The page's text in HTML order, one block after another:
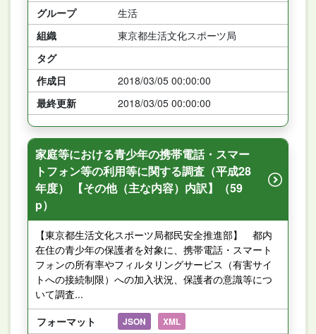
グループ
生活
組織
東京都生活文化スポーツ局
タグ
作成日
2018/03/05 00:00:00
最終更新
2018/03/05 00:00:00
家庭等における青少年の携帯電話・スマー
トフォン等の利用等に関する調査（平成28
年度） 【その他（主な内容）内訳】（59
p）
【東京都生活文化スポーツ局都民安全推進部】 都内
在住の青少年の保護者を対象に、携帯電話・スマート
フォンの所有率やフィルタリングサービス（有害サイ
トへの接続制限）への加入状況、保護者の意識等につ
いて調査...
フォーマット
JSON XML